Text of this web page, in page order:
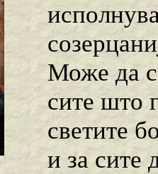
Може да
сите што
светите
и за сите